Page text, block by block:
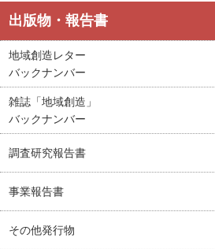
出版物・報告書
地域創造レター
バックナンバー
雑誌「地域創造」
バックナンバー
調査研究報告書
事業報告書
その他発行物